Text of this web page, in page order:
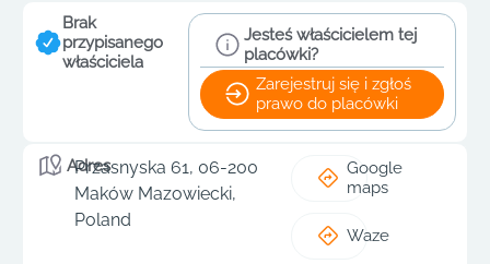
Brak
przypisanego
właściciela
Jesteś właścicielem tej
placówki?
Zarejestruj się i zgłoś
prawo do placówki
Adres
Przasnyska 61, 06-200
Maków Mazowiecki,
Poland
Google
maps
Waze